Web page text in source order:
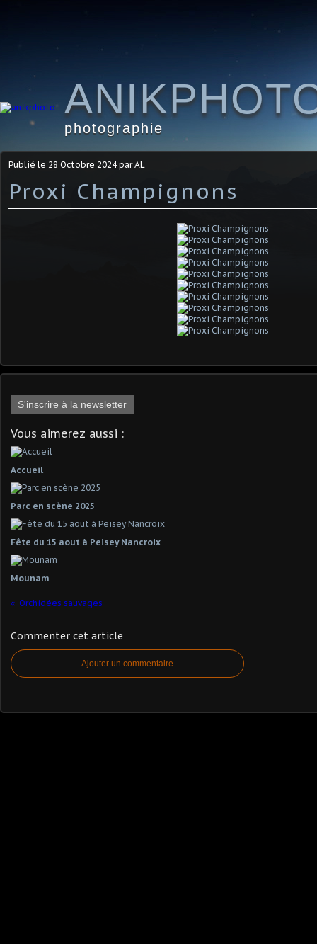
photographie
Publié le 28 Octobre 2024par AL
Proxi Champignons
S'inscrire à la newsletter
Vous aimerez aussi :
Accueil
Parc en scène 2025
Fête du 15 aout à Peisey Nancroix
Mounam
Orchidées sauvages
Commenter cet article
Ajouter un commentaire